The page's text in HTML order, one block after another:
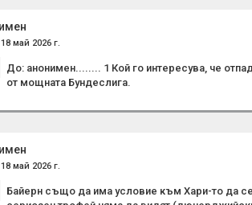
май 2026 г.
До: анонимен........ 1 Кой го интересува, че
от мощната Бундеслига.
май 2026 г.
Байерн също да има условие към Хари-то да